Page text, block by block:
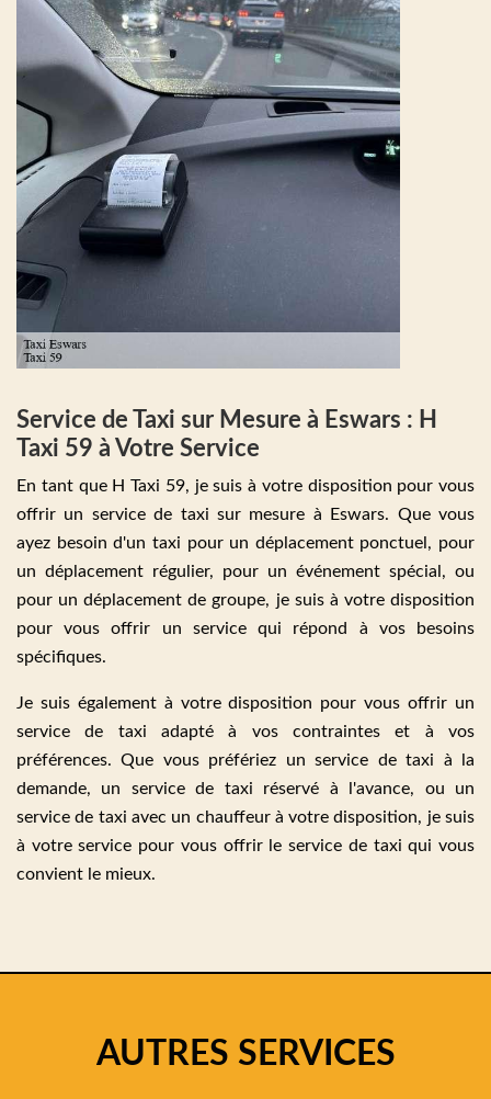
Service de Taxi sur Mesure à Eswars : H
Taxi 59 à Votre Service
En tant que H Taxi 59, je suis à votre disposition pour vous
offrir un service de taxi sur mesure à Eswars. Que vous
ayez besoin d'un taxi pour un déplacement ponctuel, pour
un déplacement régulier, pour un événement spécial, ou
pour un déplacement de groupe, je suis à votre disposition
pour vous offrir un service qui répond à vos besoins
spécifiques.
Je suis également à votre disposition pour vous offrir un
service de taxi adapté à vos contraintes et à vos
préférences. Que vous préfériez un service de taxi à la
demande, un service de taxi réservé à l'avance, ou un
service de taxi avec un chauffeur à votre disposition, je suis
à votre service pour vous offrir le service de taxi qui vous
convient le mieux.
AUTRES SERVICES